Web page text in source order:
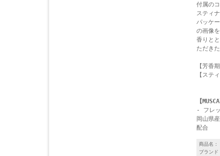
付属の
スティ
パッケ
の画像
香りと
ただき
【芳香
【ステ
【
- フレ
岡山県
配合
商品名：
ブランド